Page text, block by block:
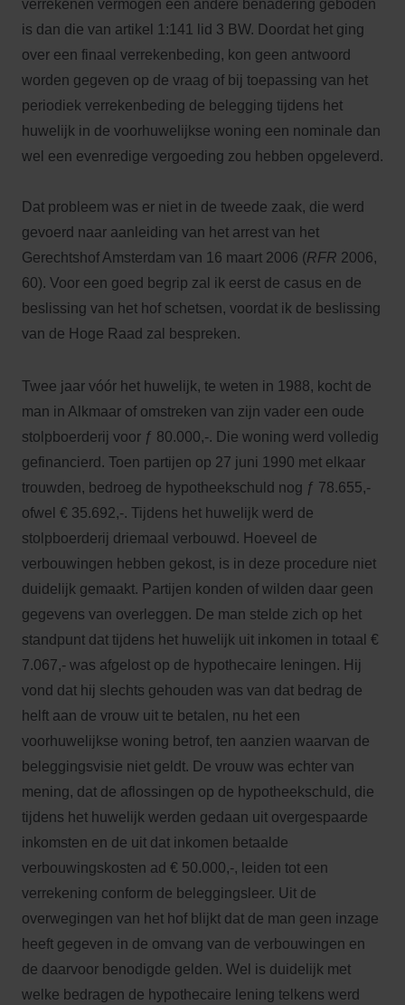
verrekenen vermogen een andere benadering geboden
is dan die van artikel 1:141 lid 3 BW. Doordat het ging
over een finaal verrekenbeding, kon geen antwoord
worden gegeven op de vraag of bij toepassing van het
periodiek verrekenbeding de belegging tijdens het
huwelijk in de voorhuwelijkse woning een nominale dan
wel een evenredige vergoeding zou hebben opgeleverd.
Dat probleem was er niet in de tweede zaak, die werd
gevoerd naar aanleiding van het arrest van het
Gerechtshof Amsterdam van 16 maart 2006 (RFR 2006,
60). Voor een goed begrip zal ik eerst de casus en de
beslissing van het hof schetsen, voordat ik de beslissing
van de Hoge Raad zal bespreken.
Twee jaar vóór het huwelijk, te weten in 1988, kocht de
man in Alkmaar of omstreken van zijn vader een oude
stolpboerderij voor ƒ 80.000,-. Die woning werd volledig
gefinancierd. Toen partijen op 27 juni 1990 met elkaar
trouwden, bedroeg de hypotheekschuld nog ƒ 78.655,-
ofwel € 35.692,-. Tijdens het huwelijk werd de
stolpboerderij driemaal verbouwd. Hoeveel de
verbouwingen hebben gekost, is in deze procedure niet
duidelijk gemaakt. Partijen konden of wilden daar geen
gegevens van overleggen. De man stelde zich op het
standpunt dat tijdens het huwelijk uit inkomen in totaal €
7.067,- was afgelost op de hypothecaire leningen. Hij
vond dat hij slechts gehouden was van dat bedrag de
helft aan de vrouw uit te betalen, nu het een
voorhuwelijkse woning betrof, ten aanzien waarvan de
beleggingsvisie niet geldt. De vrouw was echter van
mening, dat de aflossingen op de hypotheekschuld, die
tijdens het huwelijk werden gedaan uit overgespaarde
inkomsten en de uit dat inkomen betaalde
verbouwingskosten ad € 50.000,-, leiden tot een
verrekening conform de beleggingsleer. Uit de
overwegingen van het hof blijkt dat de man geen inzage
heeft gegeven in de omvang van de verbouwingen en
de daarvoor benodigde gelden. Wel is duidelijk met
welke bedragen de hypothecaire lening telkens werd